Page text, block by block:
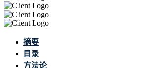
摘要
目录
方法论